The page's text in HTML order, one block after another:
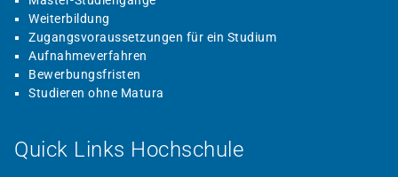
Weiterbildung
Zugangsvoraussetzungen für ein Studium
Aufnahmeverfahren
Bewerbungsfristen
Studieren ohne Matura
Quick Links Hochschule